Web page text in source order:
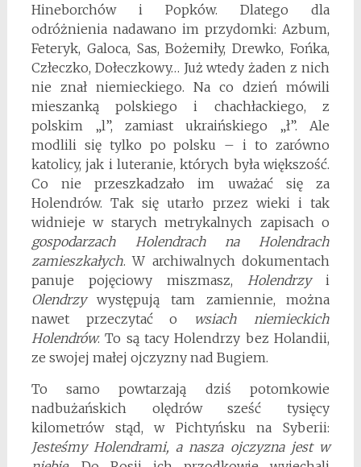
Hineborchów i Popków. Dlatego dla
odróżnienia nadawano im przydomki: Azbum,
Feteryk, Galoca, Sas, Bożemiły, Drewko, Fońka,
Człeczko, Dołeczkowy… Już wtedy żaden z nich
nie znał niemieckiego. Na co dzień mówili
mieszanką polskiego i chachłackiego, z
polskim „l”, zamiast ukraińskiego „ł”. Ale
modlili się tylko po polsku – i to zarówno
katolicy, jak i luteranie, których była większość.
Co nie przeszkadzało im uważać się za
Holendrów. Tak się utarło przez wieki i tak
widnieje w starych metrykalnych zapisach o
gospodarzach Holendrach na Holendrach
zamieszkałych. W archiwalnych dokumentach
panuje pojęciowy miszmasz, Holendrzyi
Olendrzywystępują tam zamiennie, można
nawet przeczytać o wsiach niemieckich
Holendrów. To są tacy Holendrzy bez Holandii,
ze swojej małej ojczyzny nad Bugiem.
To samo powtarzają dziś potomkowie
nadbużańskich olędrów sześć tysięcy
kilometrów stąd, w Pichtyńsku na Syberii:
Jesteśmy Holendrami, a nasza ojczyzna jest w